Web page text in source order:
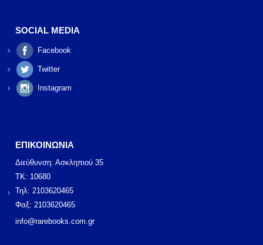
SOCIAL MEDIA
Facebook
Twitter
Instagram
ΕΠΙΚΟΙΝΩΝΙΑ
Διεύθυνση: Ασκληπιού 35
ΤΚ: 10680
Τηλ: 2103620465
Φαξ: 2103620465
info@rarebooks.com.gr